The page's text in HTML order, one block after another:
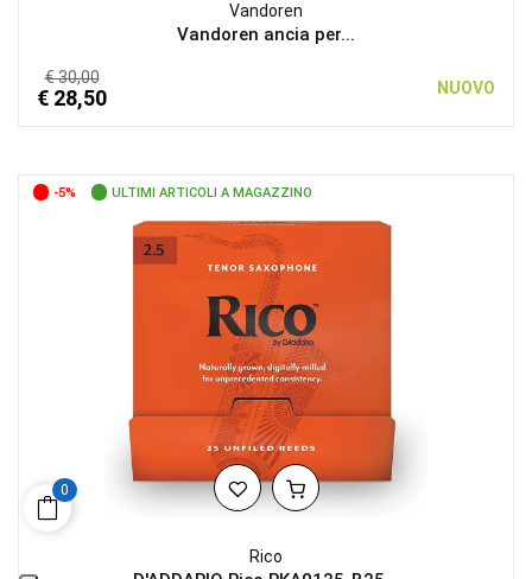
Vandoren
Vandoren ancia per...
€ 30,00
€ 28,50 NUOVO
-5% ULTIMI ARTICOLI A MAGAZZINO
Rico
0